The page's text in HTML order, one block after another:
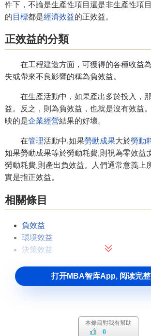
件下，不論是生產性項目還是非生產性項
的 目標都是經濟效益的正效益。
正效益的分類
在工程建造方面，可獲得的各種收益為
失或帶來不良影響的稱為負效益。
在生產活動中，如果產出多於投入，那
益。反之，則為負效益，也就是沒有效益
映的是企業經營結果的好壞。
在管理活動中,如果勞動成果大於勞動
如果勞動成果等於勞動耗費,則視為零效益;
勞動耗費,則產出負效益。人們通常意義上
實是指正效益。
相關條目
負效益
環境效益
決策效益
打开MBA智库App, 阅读完
本條目對我有幫助
0